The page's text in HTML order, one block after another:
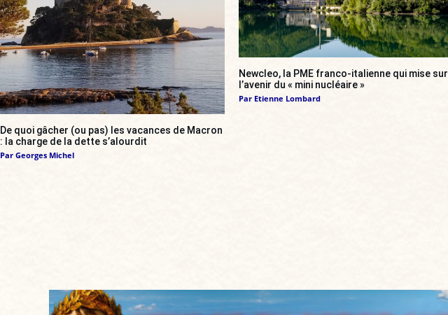
De quoi gâcher (ou pas) les vacances de Macron
: la charge de la dette s’alourdit
Par Georges Michel
Newcleo, la PME franco-italienne qui mise sur
l’avenir du « mini nucléaire »
Par Etienne Lombard